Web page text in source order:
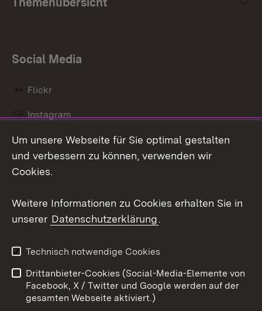
Social Media
Flickr
Instagram
Social Wall
Barrierefreiheit
Benutzungshinweise
Impressum
Cookies
Um unsere Webseite für Sie optimal gestalten
und verbessern zu können, verwenden wir
Cookies.
Weitere Informationen zu Cookies erhalten Sie in
unserer Datenschutzerklärung.
Technisch notwendige Cookies
Drittanbieter-Cookies (Social-Media-Elemente von
Facebook, X / Twitter und Google werden auf der
gesamten Webseite aktiviert.)